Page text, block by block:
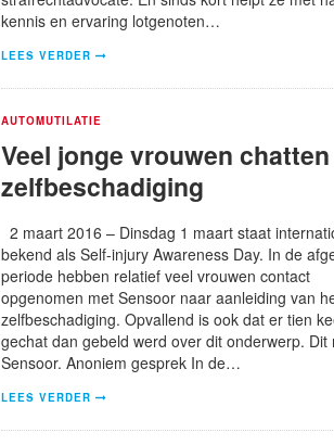
kennis en ervaring lotgenoten…
LEES VERDER
AUTOMUTILATIE
Veel jonge vrouwen
zelfbeschadiging
2 maart 2016 – Dinsdag 1 maart staat
bekend als Self-injury Awareness Day. In de
periode hebben relatief veel vrouwen contact
opgenomen met Sensoor naar aanleiding van
zelfbeschadiging. Opvallend is ook dat er tien
gechat dan gebeld werd over dit onderwerp. Dit
Sensoor. Anoniem gesprek In de…
LEES VERDER